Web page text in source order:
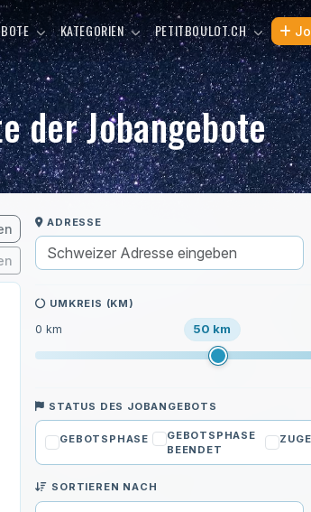
KATEGORIEN PETITBOULOT.CH
der Jobangebote
ADRESSE
UMKREIS (KM)
0 km 50 km
STATUS DES JOBANGEBOTS
GEBOTSPHASE
GEBOTSPHASE
BEENDET
SORTIEREN NACH